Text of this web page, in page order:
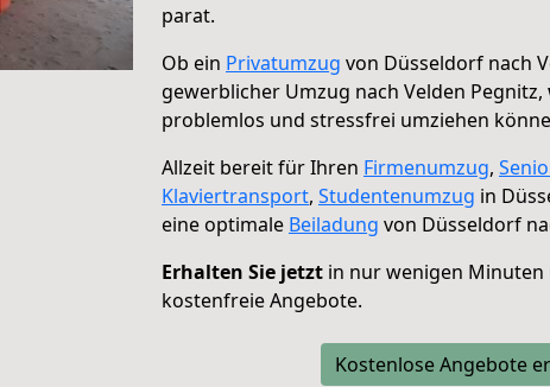
parat.
Ob ein Privatumzug von Düsseldorf nach
gewerblicher Umzug nach Velden Pegnitz,
problemlos und stressfrei umziehen
Allzeit bereit für Ihren Firmenumzug,
Klaviertransport, Studentenumzug in
eine optimale Beiladung von Düsseldorf
Erhalten Sie jetzt in nur wenigen
kostenfreie Angebote.
Kostenlose Angebote